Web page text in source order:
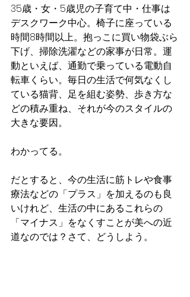
35歳・女・5歳児の子育て中・仕事は
デスクワーク中心。椅子に座っている
時間8時間以上。抱っこに買い物袋ぶら
下げ、掃除洗濯などの家事が日常。運
動といえば、通勤で乗っている電動自
転車くらい。毎日の生活で何気なくし
ている猫背、足を組む姿勢、歩き方な
どの積み重ね、それが今のスタイルの
大きな要因。
わかってる。
だとすると、今の生活に筋トレや食事
療法などの「プラス」を加えるのも良
いけれど、生活の中にあるこれらの
「マイナス」をなくすことが美への近
道なのでは？さて、どうしよう。